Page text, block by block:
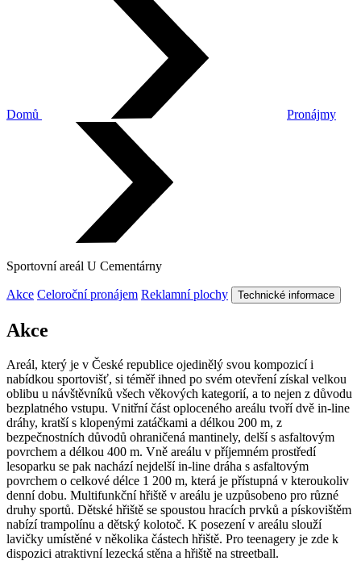
Domů Pronájmy
Sportovní areál U Cementárny
Akce Celoroční pronájem Reklamní plochy Technické informace
Akce
Areál, který je v České republice ojedinělý svou kompozicí i
nabídkou sportovišť, si téměř ihned po svém otevření získal velkou
oblibu u návštěvníků všech věkových kategorií, a to nejen z důvodu
bezplatného vstupu. Vnitřní část oploceného areálu tvoří dvě in-line
dráhy, kratší s klopenými zatáčkami a délkou 200 m, z
bezpečnostních důvodů ohraničená mantinely, delší s asfaltovým
povrchem a délkou 400 m. Vně areálu v příjemném prostředí
lesoparku se pak nachází nejdelší in-line dráha s asfaltovým
povrchem o celkové délce 1 200 m, která je přístupná v kteroukoliv
denní dobu. Multifunkční hřiště v areálu je uzpůsobeno pro různé
druhy sportů. Dětské hřiště se spoustou hracích prvků a pískovištěm
nabízí trampolínu a dětský kolotoč. K posezení v areálu slouží
lavičky umístěné v několika částech hřiště. Pro teenagery je zde k
dispozici atraktivní lezecká stěna a hřiště na streetball.